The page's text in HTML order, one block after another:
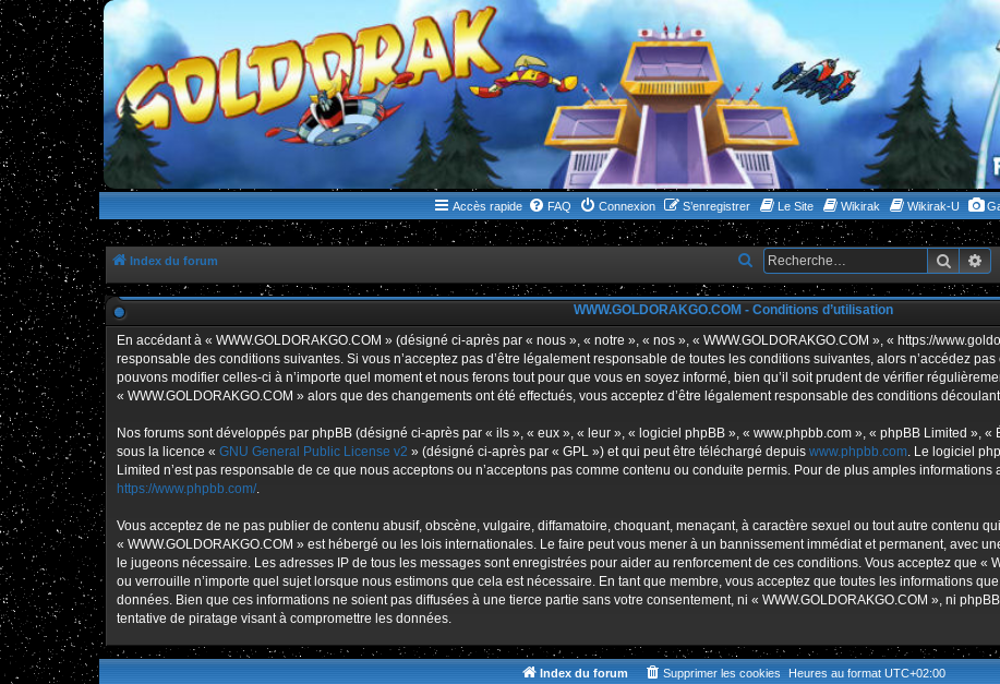
WWW.GOLDORAKGO.COM
le site de la Lune Rouge
Accès rapide FAQ Connexion S’enregistrer Le Site Wikirak Wikirak-U
Index du forum
e
c
h
e
r
h
e
WWW.GOLDORAKGO.COM - Conditions d’utilisation
En accédant à « WWW.GOLDORAKGO.COM » (désigné ci-après par « nous », « notre », « nos », « WWW.GOLDORAKGO.COM », « https://
responsable des conditions suivantes. Si vous n’acceptez pas d’être légalement responsable de toutes les conditions suivantes, alors n’accédez
pouvons modifier celles-ci à n’importe quel moment et nous ferons tout pour que vous en soyez informé, bien qu’il soit prudent de vérifier
« WWW.GOLDORAKGO.COM » alors que des changements ont été effectués, vous acceptez d’être légalement responsable des conditions
Nos forums sont développés par phpBB (désigné ci-après par « ils », « eux », « leur », « logiciel phpBB », « www.phpbb.com », « phpBB Limited »,
sous la licence « GNU General Public License v2 » (désigné ci-après par « GPL ») et qui peut être téléchargé depuis www.phpbb.com. Le logiciel
Limited n’est pas responsable de ce que nous acceptons ou n’acceptons pas comme contenu ou conduite permis. Pour de plus amples
https://www.phpbb.com/.
Vous acceptez de ne pas publier de contenu abusif, obscène, vulgaire, diffamatoire, choquant, menaçant, à caractère sexuel ou tout autre contenu
« WWW.GOLDORAKGO.COM » est hébergé ou les lois internationales. Le faire peut vous mener à un bannissement immédiat et permanent, avec
le jugeons nécessaire. Les adresses IP de tous les messages sont enregistrées pour aider au renforcement de ces conditions. Vous acceptez que «
ou verrouille n’importe quel sujet lorsque nous estimons que cela est nécessaire. En tant que membre, vous acceptez que toutes les informations
données. Bien que ces informations ne soient pas diffusées à une tierce partie sans votre consentement, ni « WWW.GOLDORAKGO.COM », ni
tentative de piratage visant à compromettre les données.
Index du forum Heures au format UTC+02:00
Supprimer les cookies